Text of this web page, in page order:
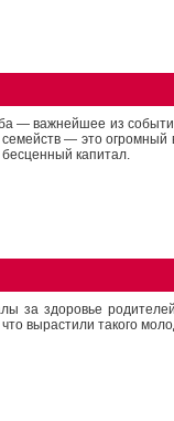
— важнейшее из
— это
капитал.
за здоровье
вырастили такого